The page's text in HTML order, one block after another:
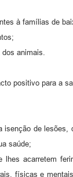
à famílias de
animais.
positivo para a
de
saúde;
acarretem
físicas e